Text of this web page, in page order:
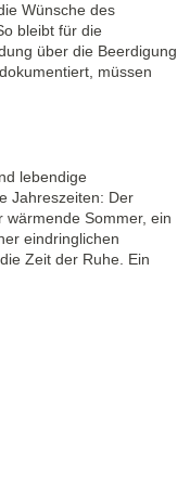
Wünsche des
bleibt für die
über die Beerdigung
müssen
lebendige
Jahreszeiten: Der
Sommer, ein
eindringlichen
Zeit der Ruhe. Ein